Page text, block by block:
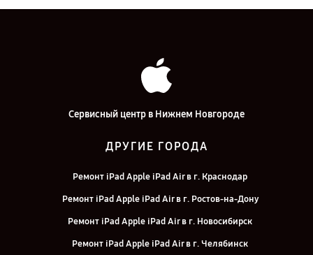
Сервисный центр в Нижнем Новгороде
ДРУГИЕ ГОРОДА
Ремонт iPad Apple iPad Air в г. Краснодар
Ремонт iPad Apple iPad Air в г. Ростов-на-Дону
Ремонт iPad Apple iPad Air в г. Новосибирск
Ремонт iPad Apple iPad Air в г. Челябинск